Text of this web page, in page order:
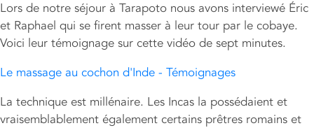
Lors de notre séjour à Tarapoto nous avons interviewé Éric
et Raphael qui se firent masser à leur tour par le cobaye.
Voici leur témoignage sur cette vidéo de sept minutes.
Le massage au cochon d'Inde - Témoignages
La technique est millénaire. Les Incas la possédaient et
vraisemblablement également certains prêtres romains et